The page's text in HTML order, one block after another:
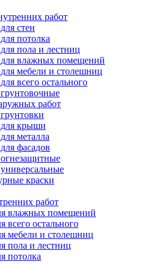
работ
стен
потолка
пола и лестниц
влажных помещений
мебели и столешниц
всего остального
работ
крыши
металла
фасадов
краски
работ
влажных помещений
всего остального
мебели и столешниц
пола и лестниц
потолка